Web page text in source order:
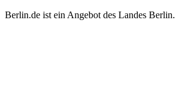
Berlin.de ist ein Angebot des Landes Berlin.